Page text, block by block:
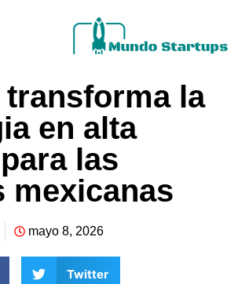
transforma la
en alta
las
mexicanas
mayo 8, 2026
Twitter